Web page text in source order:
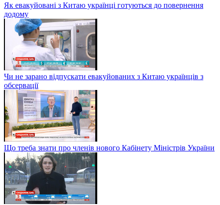
Як евакуйовані з Китаю українці готуються до повернення
додому
Чи не зарано відпускати евакуйованих з Китаю українців з
обсервації
Що треба знати про членів нового Кабінету Міністрів України